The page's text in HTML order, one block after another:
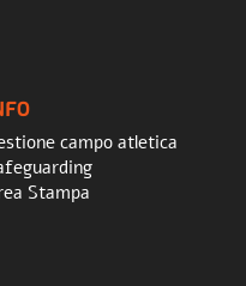
campo atletica
Stampa